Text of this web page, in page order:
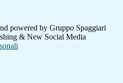
powered by Gruppo Spaggiari
& New Social Media